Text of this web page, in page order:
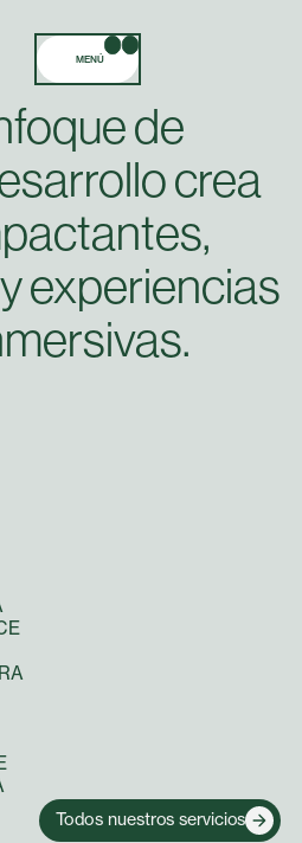
MENÚ
de
crea
experiencias
Todos nuestros servicios